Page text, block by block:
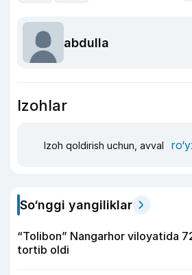
abdulla
Izohlar
Izoh qoldirish uchun, avval
So‘nggi yangiliklar
“Tolibon” Nangarhor viloyatida
tortib oldi